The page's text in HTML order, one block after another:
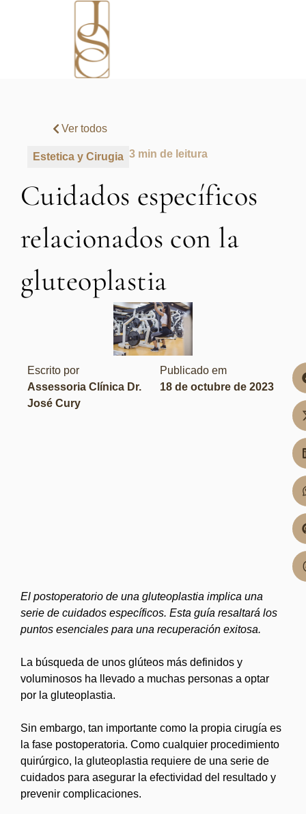
Ver todos
Estetica y Cirugia 3 min de leitura
Cuidados específicos
relacionados con la
gluteoplastia
Escrito por
Assessoria Clínica Dr.
José Cury
Publicado em
18 de octubre de 2023
El postoperatorio de una gluteoplastia implica una
serie de cuidados específicos. Esta guía resaltará los
puntos esenciales para una recuperación exitosa.
La búsqueda de unos glúteos más definidos y
voluminosos ha llevado a muchas personas a optar
por la gluteoplastia.
Sin embargo, tan importante como la propia cirugía es
la fase postoperatoria. Como cualquier procedimiento
quirúrgico, la gluteoplastia requiere de una serie de
cuidados para asegurar la efectividad del resultado y
prevenir complicaciones.